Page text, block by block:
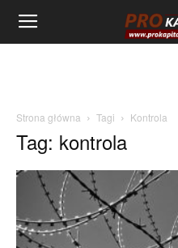
Strona główna Tagi Kontrola
Tag: kontrola